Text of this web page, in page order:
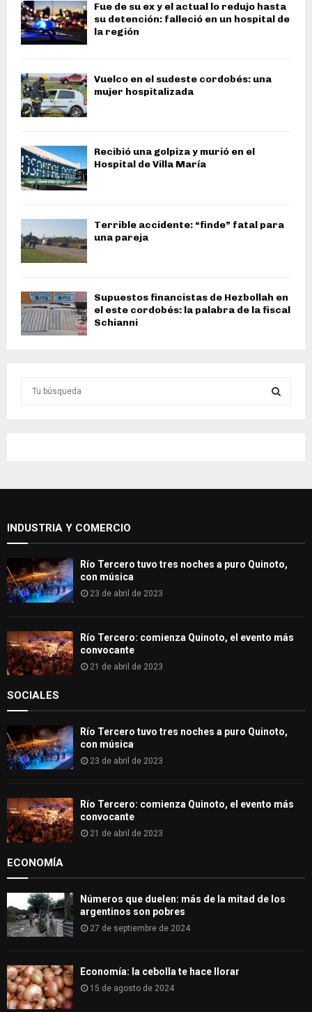
Fue de su ex y el actual lo redujo hasta
su detención: falleció en un hospital de
la región
Vuelco en el sudeste cordobés: una
mujer hospitalizada
Recibió una golpiza y murió en el
Hospital de Villa María
Terrible accidente: “finde” fatal para
una pareja
Supuestos financistas de Hezbollah en
el este cordobés: la palabra de la fiscal
Schianni
o
H
INDUSTRIA Y COMERCIO
Río Tercero tuvo tres noches a puro Quinoto,
con música
23 de abril de 2023
Río Tercero: comienza Quinoto, el evento más
convocante
21 de abril de 2023
SOCIALES
Río Tercero tuvo tres noches a puro Quinoto,
con música
23 de abril de 2023
Río Tercero: comienza Quinoto, el evento más
convocante
21 de abril de 2023
ECONOMÍA
Números que duelen: más de la mitad de los
argentinos son pobres
27 de septiembre de 2024
Economía: la cebolla te hace llorar
15 de agosto de 2024